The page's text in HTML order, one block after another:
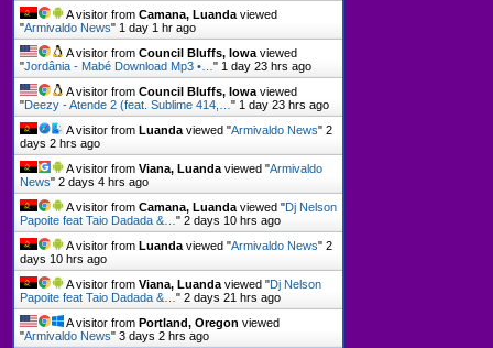
A visitor fromCamana, Luanda viewed
"Armivaldo News" 1 day 1 hr ago
A visitor fromCouncil Bluffs, Iowa viewed
"Jordânia - Mabé Download Mp3 •…" 1 day 23 hrs ago
A visitor fromCouncil Bluffs, Iowa viewed
"Deezy - Atende 2 (feat. Sublime 414,…" 1 day 23 hrs ago
A visitor fromLuanda viewed "Armivaldo News"2
days 2 hrs ago
A visitor fromViana, Luanda viewed "Armivaldo
News"2 days 4 hrs ago
A visitor fromCamana, Luanda viewed "Dj Nelson
Papoite feat Taio Dadada &…"2 days 10 hrs ago
A visitor fromLuanda viewed "Armivaldo News"2
days 10 hrs ago
A visitor fromViana, Luanda viewed "Dj Nelson
Papoite feat Taio Dadada &…"2 days 21 hrs ago
A visitor fromPortland, Oregon viewed
"Armivaldo News"3 days 2 hrs ago